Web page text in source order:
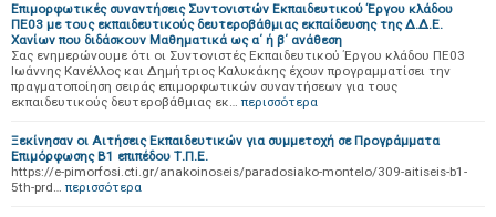
Επιμορφωτικές συναντήσεις Συντονιστών Εκπαιδευτικού Έργου κλάδου
ΠΕ03 με τους εκπαιδευτικούς δευτεροβάθμιας εκπαίδευσης της Δ.Δ.Ε.
Χανίων που διδάσκουν Μαθηματικά ως α΄ ή β΄ ανάθεση
Σας ενημερώνουμε ότι οι Συντονιστές Εκπαιδευτικού Έργου κλάδου ΠΕ03
Ιωάννης Κανέλλος και Δημήτριος Καλυκάκης έχουν προγραμματίσει την
πραγματοποίηση σειράς επιμορφωτικών συναντήσεων για τους
εκπαιδευτικούς δευτεροβάθμιας εκ… περισσότερα
Ξεκίνησαν οι Αιτήσεις Εκπαιδευτικών για συμμετοχή σε Προγράμματα
Επιμόρφωσης Β1 επιπέδου Τ.Π.Ε.
https://e-pimorfosi.cti.gr/anakoinoseis/paradosiako-montelo/309-aitiseis-b1-
5th-prd… περισσότερα